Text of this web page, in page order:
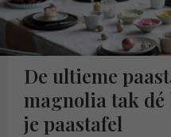
De ultieme
magnolia tak
je paastafel